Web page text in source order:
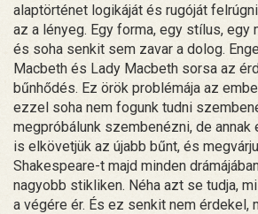
alaptörténet logikáját és rugóját
az a lényeg. Egy forma, egy stílus, egy
és soha senkit sem zavar a dolog.
Macbeth és Lady Macbeth sorsa az
bűnhődés. Ez örök problémája az
ezzel soha nem fogunk tudni
megpróbálunk szembenézni, de
is elkövetjük az újabb bűnt, és
Shakespeare-t majd minden
nagyobb stikliken. Néha azt se tudja,
a végére ér. És ez senkit nem érdekel,